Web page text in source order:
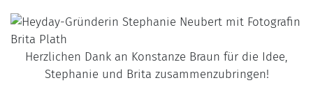
Herzlichen Dank an Konstanze Braun für die Idee,
Stephanie und Brita zusammenzubringen!